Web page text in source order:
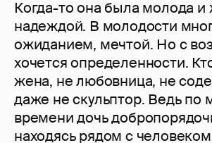
Когда-то она была молода и
надеждой. В молодости
ожиданием, мечтой. Но с
хочется определенности.
жена, не любовница, не
даже не скульптор. Ведь по
времени дочь
находясь рядом с